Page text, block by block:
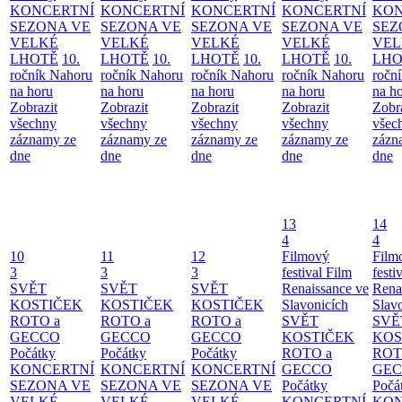
KONCERTNÍ
SEZONA VE
VELKÉ
LHOTĚ 10.
ročník Nahoru
na horu
Zobrazit
všechny
záznamy ze
dne
KONCERTNÍ
SEZONA VE
VELKÉ
LHOTĚ 10.
ročník Nahoru
na horu
Zobrazit
všechny
záznamy ze
dne
KONCERTNÍ
SEZONA VE
VELKÉ
LHOTĚ 10.
ročník Nahoru
na horu
Zobrazit
všechny
záznamy ze
dne
KONCERTNÍ
SEZONA VE
VELKÉ
LHOTĚ 10.
ročník Nahoru
na horu
Zobrazit
všechny
záznamy ze
dne
na
dne
10
3
SVĚT
KOSTIČEK
ROTO a
GECCO
Počátky
KONCERTNÍ
SEZONA VE
11
3
SVĚT
KOSTIČEK
ROTO a
GECCO
Počátky
KONCERTNÍ
SEZONA VE
12
3
SVĚT
KOSTIČEK
ROTO a
GECCO
Počátky
KONCERTNÍ
SEZONA VE
13
4
Filmový
festival Film
Renaissance ve
Slavonicích
SVĚT
KOSTIČEK
ROTO a
GECCO
Počátky
14
4